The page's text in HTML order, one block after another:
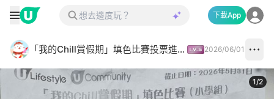
下載App
「我的Chill賞假期」填色比賽投票進行中✅ 2026/06/01
1/2